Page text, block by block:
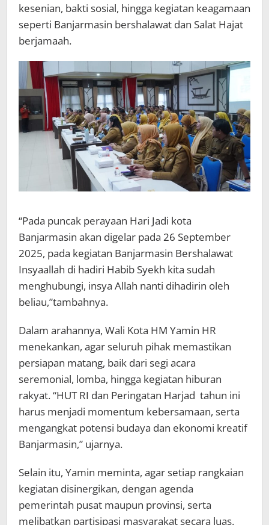
kesenian, bakti sosial, hingga kegiatan keagamaan
seperti Banjarmasin bershalawat dan Salat Hajat
berjamaah.
“Pada puncak perayaan Hari Jadi kota
Banjarmasin akan digelar pada 26 September
2025, pada kegiatan Banjarmasin Bershalawat
Insyaallah di hadiri Habib Syekh kita sudah
menghubungi, insya Allah nanti dihadirin oleh
beliau,”tambahnya.
Dalam arahannya, Wali Kota HM Yamin HR
menekankan, agar seluruh pihak memastikan
persiapan matang, baik dari segi acara
seremonial, lomba, hingga kegiatan hiburan
rakyat. “HUT RI dan Peringatan Harjad tahun ini
harus menjadi momentum kebersamaan, serta
mengangkat potensi budaya dan ekonomi kreatif
Banjarmasin,” ujarnya.
Selain itu, Yamin meminta, agar setiap rangkaian
kegiatan disinergikan, dengan agenda
pemerintah pusat maupun provinsi, serta
melibatkan partisipasi masyarakat secara luas.